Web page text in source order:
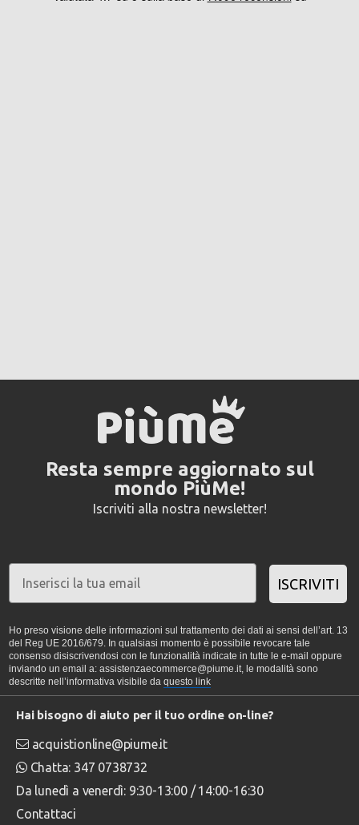
Resta sempre aggiornato sul
mondo PiùMe!
Iscriviti alla nostra newsletter!
ISCRIVITI
Ho preso visione delle informazioni sul trattamento dei dati ai sensi dell’art. 13
del Reg UE 2016/679. In qualsiasi momento è possibile revocare tale
consenso disiscrivendosi con le funzionalità indicate in tutte le e-mail oppure
inviando un email a: assistenzaecommerce@piume.it, le modalità sono
descritte nell’informativa visibile da questo link
Hai bisogno di aiuto per il tuo ordine on-line?
acquistionline@piume.it
Chatta: 347 0738732
Da lunedì a venerdì: 9:30-13:00 / 14:00-16:30
Contattaci